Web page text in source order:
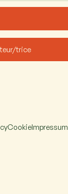
CookieImpressum